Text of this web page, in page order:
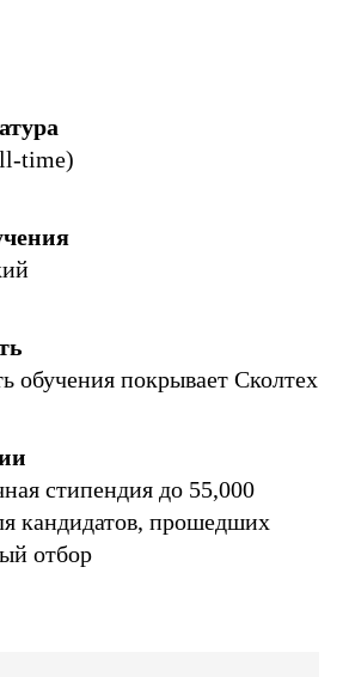
time)
обучения покрывает Сколтех
стипендия до 55,000
кандидатов, прошедших
отбор